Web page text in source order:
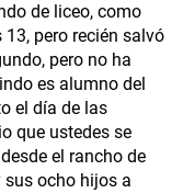
de liceo, como
pero recién salvó
pero no ha
es alumno del
el día de las
que ustedes se
el rancho de
sus ocho hijos a